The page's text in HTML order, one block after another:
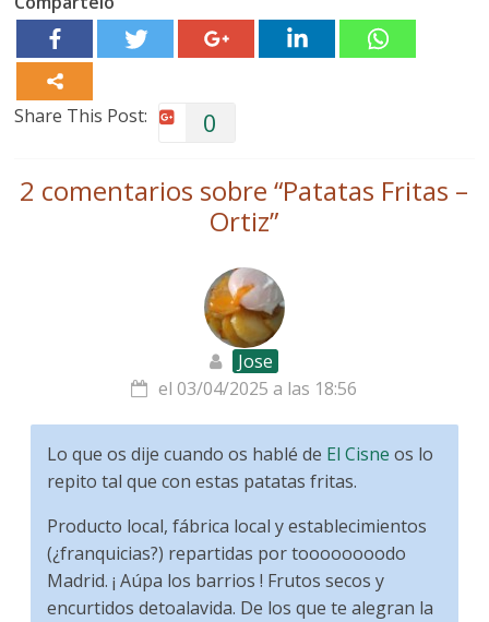
Share This Post: 0
2 comentarios sobre “Patatas Fritas –
Ortiz”
Jose
el 03/04/2025 a las 18:56
Lo que os dije cuando os hablé de El Cisne os lo
repito tal que con estas patatas fritas.
Producto local, fábrica local y establecimientos
(¿franquicias?) repartidas por toooooooodo
Madrid. ¡ Aúpa los barrios ! Frutos secos y
encurtidos detoalavida. De los que te alegran la